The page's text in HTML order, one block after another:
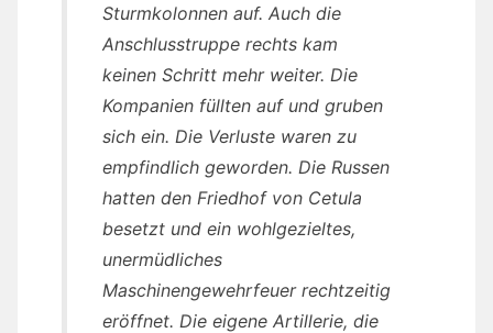
Sturmkolonnen auf. Auch die
Anschlusstruppe rechts kam
keinen Schritt mehr weiter. Die
Kompanien füllten auf und gruben
sich ein. Die Verluste waren zu
empfindlich geworden. Die Russen
hatten den Friedhof von Cetula
besetzt und ein wohlgezieltes,
unermüdliches
Maschinengewehrfeuer rechtzeitig
eröffnet. Die eigene Artillerie, die